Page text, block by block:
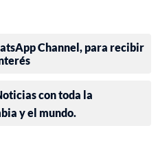
Channel, para recibir
con toda la
y el mundo.